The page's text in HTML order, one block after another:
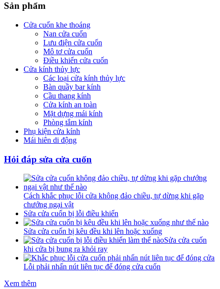
Sản phẩm
Cửa cuốn khe thoáng
Nan cửa cuốn
Lưu điện cửa cuốn
Mô tơ cửa cuốn
Điều khiển cửa cuốn
Cửa kính thủy lực
Các loại cửa kính thủy lực
Bàn quầy bar kính
Cầu thang kính
Cửa kính an toàn
Mặt dựng mái kính
Phòng tắm kính
Phụ kiện cửa kính
Mái hiên di động
Hỏi đáp sửa cửa cuốn
Cách khắc phục lỗi cửa không đảo chiều, tự dừng khi gặp
chướng ngại vật
Sửa cửa cuốn bị lỗi điều khiển
Sửa cửa cuốn bị kêu đều khi lên hoặc xuống
Sửa cửa cuốn
khi cửa bị bung ra khỏi ray
Lỗi phải nhấn nút liên tục để đóng cửa cuốn
Xem thêm